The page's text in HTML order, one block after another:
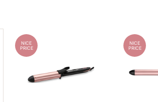
NICE
PRICE
NICE
PRICE